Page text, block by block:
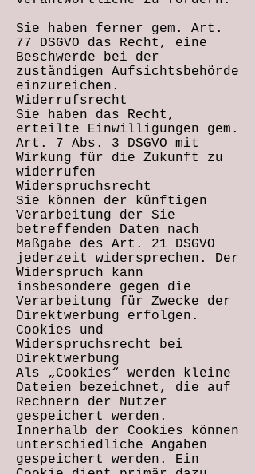
Sie haben ferner gem. Art.
77 DSGVO das Recht, eine
Beschwerde bei der
zuständigen Aufsichtsbehörde
einzureichen.
Widerrufsrecht
Sie haben das Recht,
erteilte Einwilligungen gem.
Art. 7 Abs. 3 DSGVO mit
Wirkung für die Zukunft zu
widerrufen
Widerspruchsrecht
Sie können der künftigen
Verarbeitung der Sie
betreffenden Daten nach
Maßgabe des Art. 21 DSGVO
jederzeit widersprechen. Der
Widerspruch kann
insbesondere gegen die
Verarbeitung für Zwecke der
Direktwerbung erfolgen.
Cookies und
Widerspruchsrecht bei
Direktwerbung
Als „Cookies“ werden kleine
Dateien bezeichnet, die auf
Rechnern der Nutzer
gespeichert werden.
Innerhalb der Cookies können
unterschiedliche Angaben
gespeichert werden. Ein